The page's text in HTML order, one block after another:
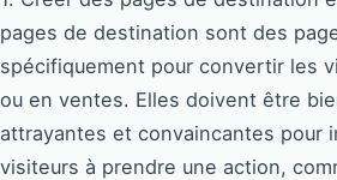
pages de destination sont des
spécifiquement pour convertir les
ou en ventes. Elles doivent être
attrayantes et convaincantes pour
visiteurs à prendre une action,